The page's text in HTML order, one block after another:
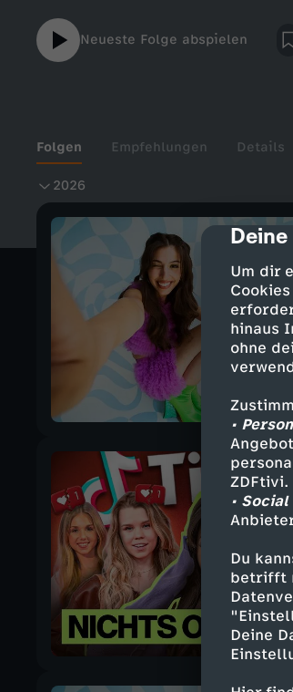
Um dir
hinaus
ohne
•
•
Du
betrifft
Deine
Neueste Folge abspielen
Folgen Empfehlungen Details
2026
2